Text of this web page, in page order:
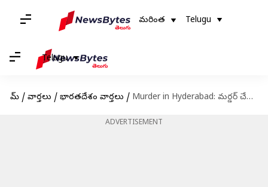
మరింత Telugu
Telugu
హోమ్ / వార్తలు / భారతదేశం వార్తలు / Murder in Hyderabad: మర్డర్ చేసి ఇన్ స్టాగ్రామ్ లో పెట్టారు
ADVERTISEMENT